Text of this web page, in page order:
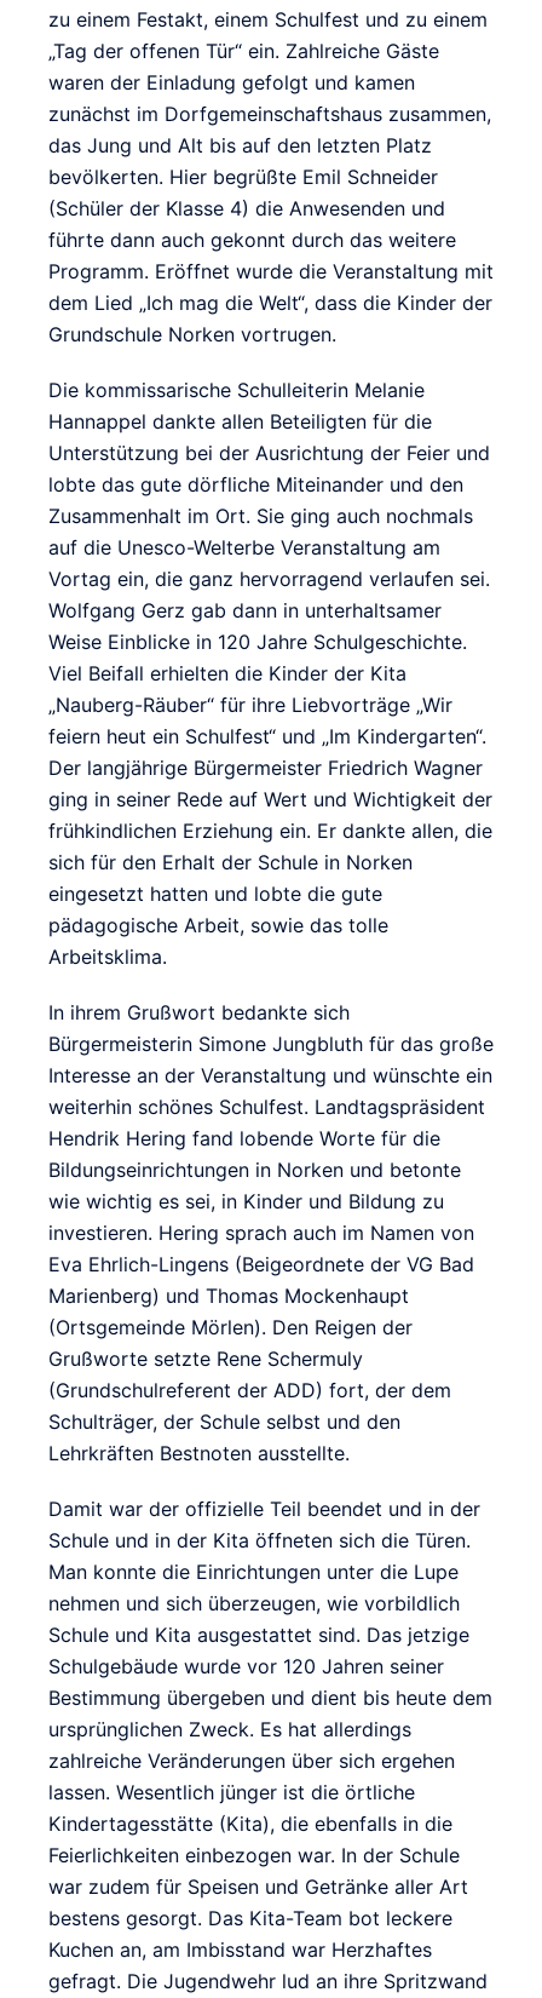
zu einem Festakt, einem Schulfest und zu einem
„Tag der offenen Tür“ ein. Zahlreiche Gäste
waren der Einladung gefolgt und kamen
zunächst im Dorfgemeinschaftshaus zusammen,
das Jung und Alt bis auf den letzten Platz
bevölkerten. Hier begrüßte Emil Schneider
(Schüler der Klasse 4) die Anwesenden und
führte dann auch gekonnt durch das weitere
Programm. Eröffnet wurde die Veranstaltung mit
dem Lied „Ich mag die Welt“, dass die Kinder der
Grundschule Norken vortrugen.
Die kommissarische Schulleiterin Melanie
Hannappel dankte allen Beteiligten für die
Unterstützung bei der Ausrichtung der Feier und
lobte das gute dörfliche Miteinander und den
Zusammenhalt im Ort. Sie ging auch nochmals
auf die Unesco-Welterbe Veranstaltung am
Vortag ein, die ganz hervorragend verlaufen sei.
Wolfgang Gerz gab dann in unterhaltsamer
Weise Einblicke in 120 Jahre Schulgeschichte.
Viel Beifall erhielten die Kinder der Kita
„Nauberg-Räuber“ für ihre Liebvorträge „Wir
feiern heut ein Schulfest“ und „Im Kindergarten“.
Der langjährige Bürgermeister Friedrich Wagner
ging in seiner Rede auf Wert und Wichtigkeit der
frühkindlichen Erziehung ein. Er dankte allen, die
sich für den Erhalt der Schule in Norken
eingesetzt hatten und lobte die gute
pädagogische Arbeit, sowie das tolle
Arbeitsklima.
In ihrem Grußwort bedankte sich
Bürgermeisterin Simone Jungbluth für das große
Interesse an der Veranstaltung und wünschte ein
weiterhin schönes Schulfest. Landtagspräsident
Hendrik Hering fand lobende Worte für die
Bildungseinrichtungen in Norken und betonte
wie wichtig es sei, in Kinder und Bildung zu
investieren. Hering sprach auch im Namen von
Eva Ehrlich-Lingens (Beigeordnete der VG Bad
Marienberg) und Thomas Mockenhaupt
(Ortsgemeinde Mörlen). Den Reigen der
Grußworte setzte Rene Schermuly
(Grundschulreferent der ADD) fort, der dem
Schulträger, der Schule selbst und den
Lehrkräften Bestnoten ausstellte.
Damit war der offizielle Teil beendet und in der
Schule und in der Kita öffneten sich die Türen.
Man konnte die Einrichtungen unter die Lupe
nehmen und sich überzeugen, wie vorbildlich
Schule und Kita ausgestattet sind. Das jetzige
Schulgebäude wurde vor 120 Jahren seiner
Bestimmung übergeben und dient bis heute dem
ursprünglichen Zweck. Es hat allerdings
zahlreiche Veränderungen über sich ergehen
lassen. Wesentlich jünger ist die örtliche
Kindertagesstätte (Kita), die ebenfalls in die
Feierlichkeiten einbezogen war. In der Schule
war zudem für Speisen und Getränke aller Art
bestens gesorgt. Das Kita-Team bot leckere
Kuchen an, am Imbisstand war Herzhaftes
gefragt. Die Jugendwehr lud an ihre Spritzwand